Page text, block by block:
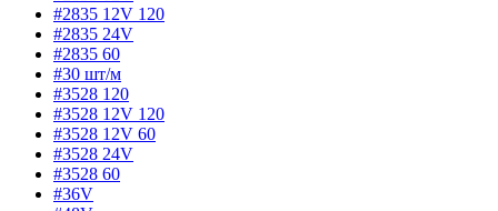
#2835 12V 120
#2835 24V
#2835 60
#30 шт/м
#3528 120
#3528 12V 120
#3528 12V 60
#3528 24V
#3528 60
#36V